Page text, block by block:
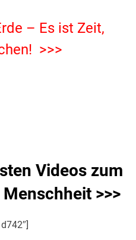
– Es ist Zeit,
>>>
Videos zum
>>>